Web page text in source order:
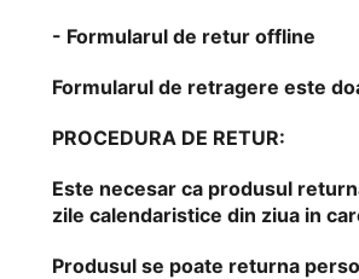
- Formularul de retur offline
Formularul de retragere este
PROCEDURA DE RETUR:
Este necesar ca produsul
zile calendaristice din ziua in
Produsul se poate returna